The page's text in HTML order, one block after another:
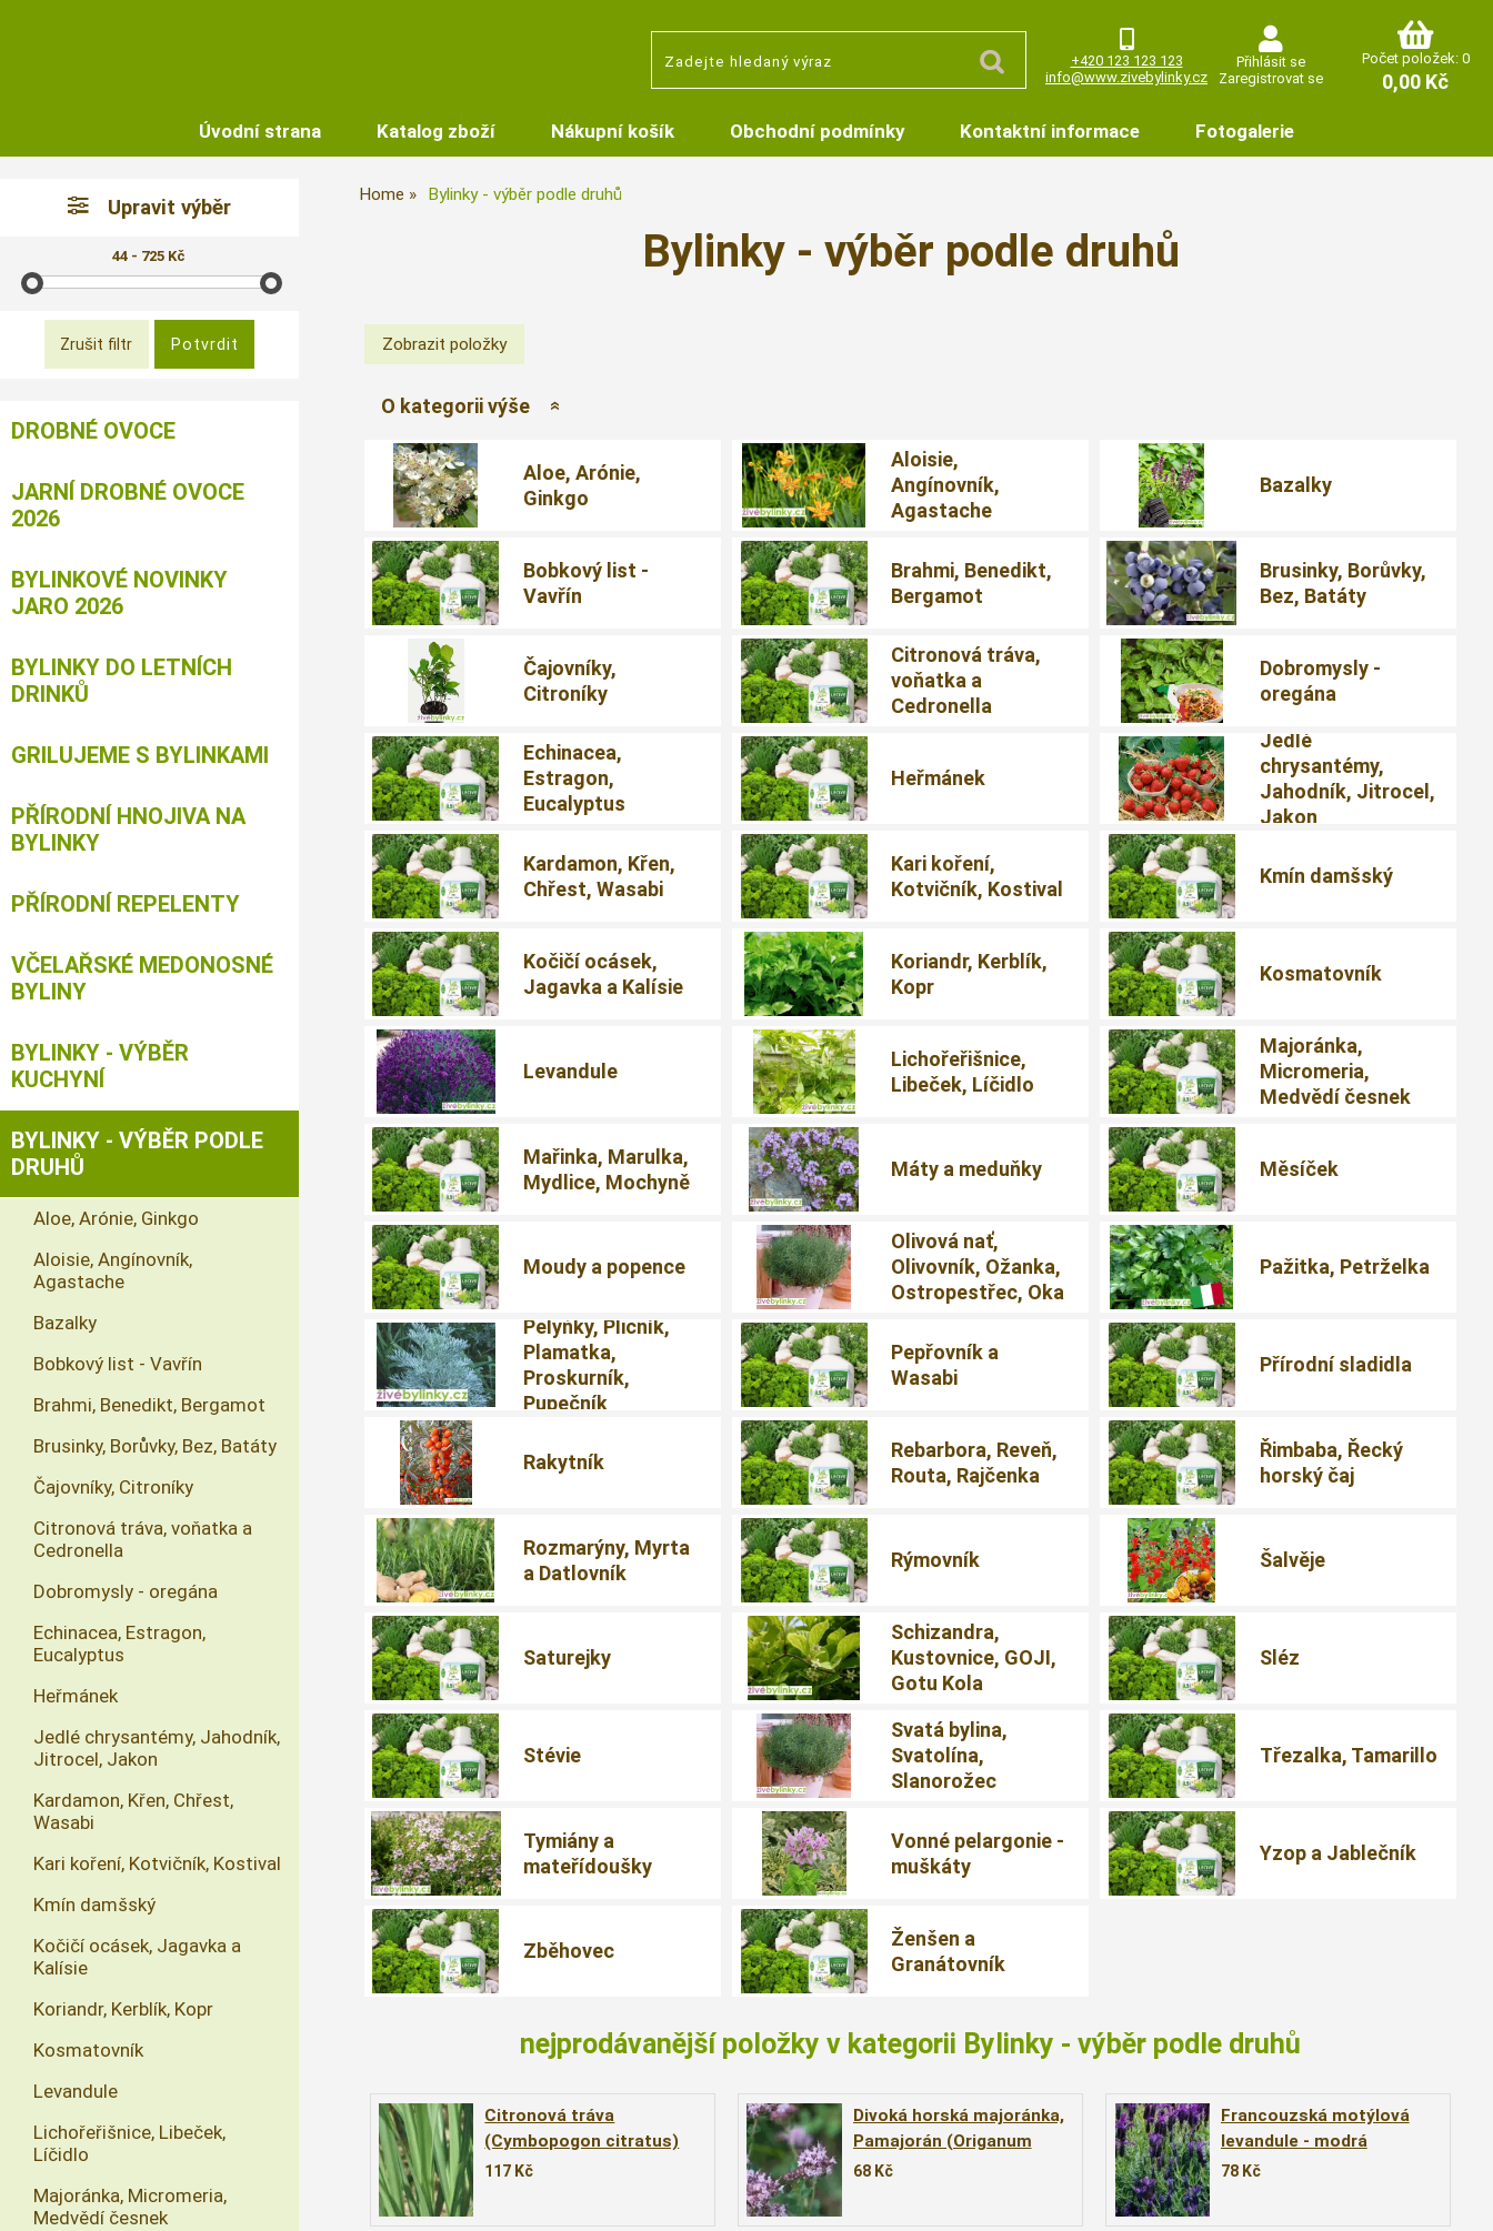
+420 123 123 123
info@www.zivebylinky.cz
Přihlásit se
Zaregistrovat se
Počet položek: 0
0,00 Kč
Úvodní strana Katalog zboží Nákupní košík Obchodní podmínky Kontaktní informace Fotogalerie
Home Bylinky - výběr podle druhů
Bylinky - výběr podle druhů
O kategorii výše
Aloe, Arónie,
Ginkgo
Aloisie,
Angínovník,
Agastache
Bazalky
Bobkový list -
Vavřín
Brahmi, Benedikt,
Bergamot
Brusinky, Borůvky,
Bez, Batáty
Čajovníky,
Citroníky
Citronová tráva,
voňatka a
Cedronella
Dobromysly -
oregána
Echinacea,
Estragon,
Eucalyptus
Heřmánek
Jedlé
chrysantémy,
Jahodník, Jitrocel,
Jakon
Kardamon, Křen,
Chřest, Wasabi
Kari koření,
Kotvičník, Kostival
Kmín damšský
Kočičí ocásek,
Jagavka a Kalísie
Koriandr, Kerblík,
Kopr
Kosmatovník
Levandule
Lichořeřišnice,
Libeček, Líčidlo
Majoránka,
Micromeria,
Medvědí česnek
Mařinka, Marulka,
Mydlice, Mochyně
Máty a meduňky Měsíček
Moudy a popence
Olivová nať,
Olivovník, Ožanka,
Ostropestřec, Oka
Pažitka, Petrželka
Pelyňky, Plicník,
Plamatka,
Proskurník,
Pupečník
Pepřovník a
Wasabi
Přírodní sladidla
Rakytník
Rebarbora, Reveň,
Routa, Rajčenka
Řimbaba, Řecký
horský čaj
Rozmarýny, Myrta
a Datlovník
Rýmovník Šalvěje
Saturejky
Schizandra,
Kustovnice, GOJI,
Gotu Kola
Sléz
Stévie
Svatá bylina,
Svatolína,
Slanorožec
Třezalka, Tamarillo
Tymiány a
mateřídoušky
Vonné pelargonie -
muškáty
Yzop a Jablečník
Zběhovec
Ženšen a
Granátovník
nejprodávanější položky v kategorii Bylinky - výběr podle druhů
Citronová tráva
(Cymbopogon citratus)
117 Kč
Divoká horská majoránka,
Pamajorán (Origanum
vulgare ´Wilder Majoran´)
68 Kč
Francouzská motýlová
levandule - modrá
(Lavandula stoechas ´Blue
78 Kč
Upravit výběr
44 - 725 Kč
DROBNÉ OVOCE
JARNÍ DROBNÉ OVOCE
2026
BYLINKOVÉ NOVINKY
JARO 2026
BYLINKY DO LETNÍCH
DRINKŮ
GRILUJEME S BYLINKAMI
PŘÍRODNÍ HNOJIVA NA
BYLINKY
PŘÍRODNÍ REPELENTY
VČELAŘSKÉ MEDONOSNÉ
BYLINY
BYLINKY - VÝBĚR
KUCHYNÍ
BYLINKY - VÝBĚR PODLE
DRUHŮ
Aloe, Arónie, Ginkgo
Aloisie, Angínovník,
Agastache
Bazalky
Bobkový list - Vavřín
Brahmi, Benedikt, Bergamot
Brusinky, Borůvky, Bez, Batáty
Čajovníky, Citroníky
Citronová tráva, voňatka a
Cedronella
Dobromysly - oregána
Echinacea, Estragon,
Eucalyptus
Heřmánek
Jedlé chrysantémy, Jahodník,
Jitrocel, Jakon
Kardamon, Křen, Chřest,
Wasabi
Kari koření, Kotvičník, Kostival
Kmín damšský
Kočičí ocásek, Jagavka a
Kalísie
Koriandr, Kerblík, Kopr
Kosmatovník
Levandule
Lichořeřišnice, Libeček,
Líčidlo
Majoránka, Micromeria,
Medvědí česnek